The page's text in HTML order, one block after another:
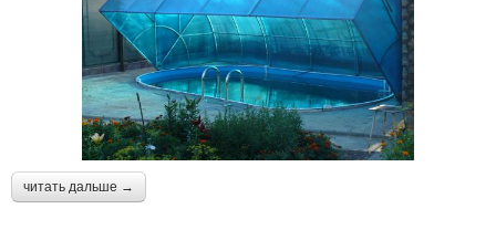
читать дальше →